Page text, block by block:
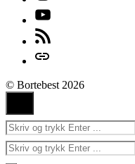
Youtube
Feed
Login
© Bortebest 2026
Søk
etter:
Søk
etter: